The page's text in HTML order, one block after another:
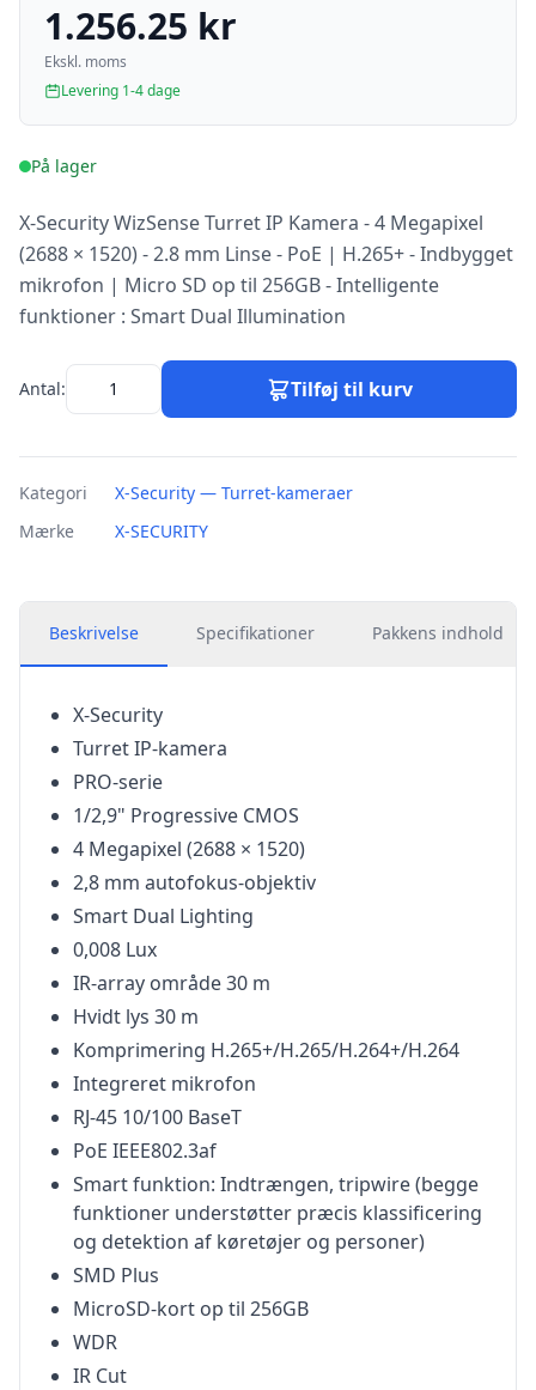
1.256.25 kr
Ekskl. moms
Levering 1-4 dage
På lager
X-Security WizSense Turret IP Kamera - 4 Megapixel
(2688 × 1520) - 2.8 mm Linse - PoE | H.265+ - Indbygget
mikrofon | Micro SD op til 256GB - Intelligente
funktioner : Smart Dual Illumination
Antal: Tilføj til kurv
Kategori
X-Security — Turret-kameraer
Mærke
X-SECURITY
Beskrivelse Specifikationer Pakkens indhold
X-Security
Turret IP-kamera
PRO-serie
1/2,9" Progressive CMOS
4 Megapixel (2688 × 1520)
2,8 mm autofokus-objektiv
Smart Dual Lighting
0,008 Lux
IR-array område 30 m
Hvidt lys 30 m
Komprimering H.265+/H.265/H.264+/H.264
Integreret mikrofon
RJ-45 10/100 BaseT
PoE IEEE802.3af
Smart funktion: Indtrængen, tripwire (begge
funktioner understøtter præcis klassificering
og detektion af køretøjer og personer)
SMD Plus
MicroSD-kort op til 256GB
WDR
IR Cut